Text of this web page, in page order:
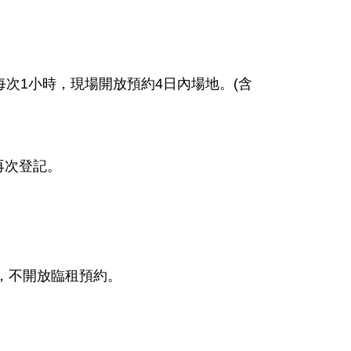
1小時，現場開放預約4日內場地。(含
登記。
開放臨租預約。